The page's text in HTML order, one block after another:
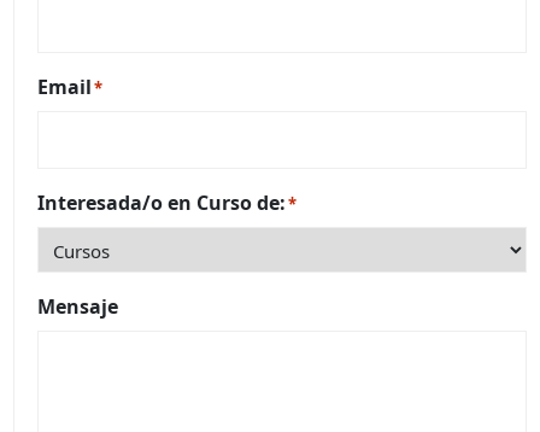
Email*
Interesada/o en Curso de:*
Mensaje